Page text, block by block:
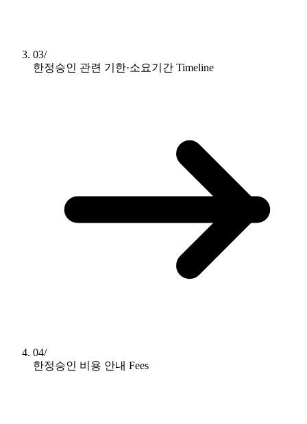
03/
한정승인 관련 기한·소요기간 Timeline
04/
한정승인 비용 안내 Fees